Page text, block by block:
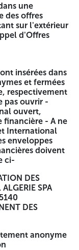
en cours de
par le candidat
de la société
de la somme
devises pour les
exigés
en trois
les
charges.
les documents
les documents
une enveloppe
et
la mention «
et
2025 »
une
des offres
sur l'extérieur
d'Offres
insérées dans
et fermées
respectivement
pas ouvrir -
ouvert,
financière - A ne
International
enveloppes
doivent
ci-
DES
SPA
DES
anonyme